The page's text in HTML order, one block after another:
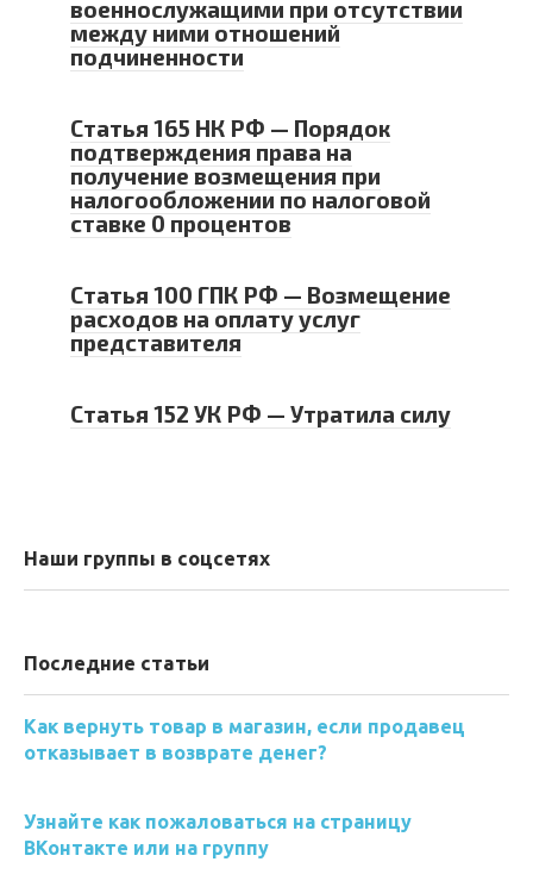
военнослужащими при отсутствии
между ними отношений
подчиненности
Статья 165 НК РФ — Порядок
подтверждения права на
получение возмещения при
налогообложении по налоговой
ставке 0 процентов
Статья 100 ГПК РФ — Возмещение
расходов на оплату услуг
представителя
Статья 152 УК РФ — Утратила силу
Наши группы в соцсетях
Последние статьи
Как вернуть товар в магазин, если продавец
отказывает в возврате денег?
Узнайте как пожаловаться на страницу
ВКонтакте или на группу